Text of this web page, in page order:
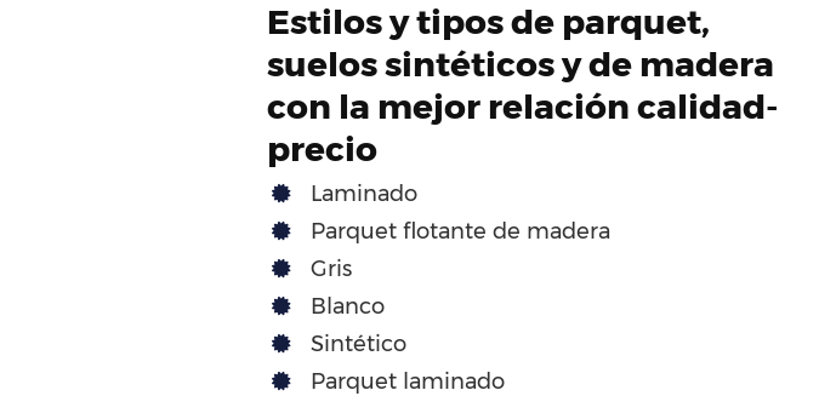
Estilos y tipos de parquet,
suelos sintéticos y de madera
con la mejor relación calidad-
precio
Laminado
Parquet flotante de madera
Gris
Blanco
Sintético
Parquet laminado